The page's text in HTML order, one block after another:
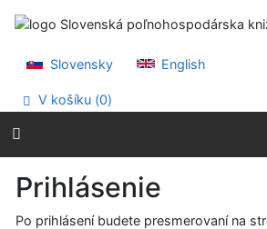
Prejsť na menu
Slovensky
English
V košíku (0)
Prihlásenie
Po prihlásení budete presmerovaní na